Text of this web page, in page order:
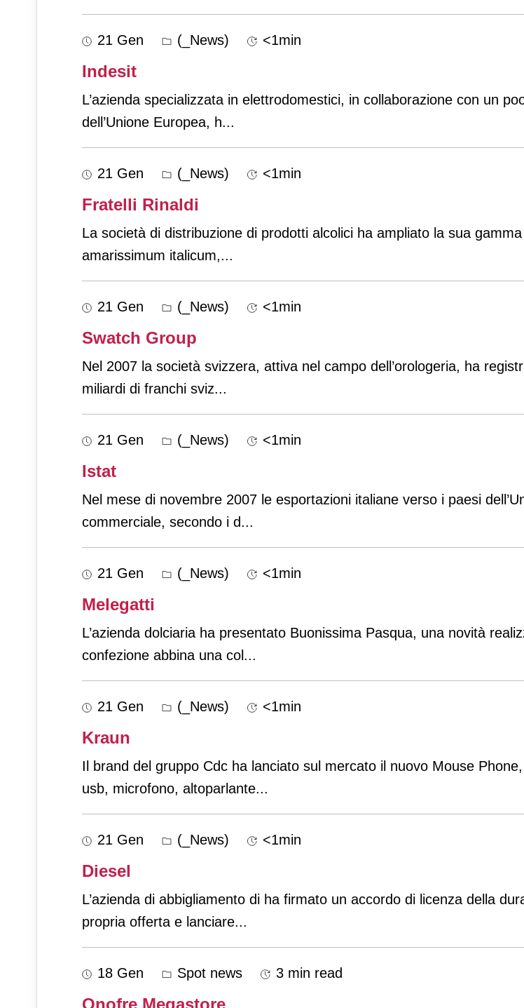
21 Gen (_News) <1min
Indesit
L’azienda specializzata in elettrodomestici, in collaborazione con un
dell’Unione Europea, h...
21 Gen (_News) <1min
Fratelli Rinaldi
La società di distribuzione di prodotti alcolici ha ampliato la sua
amarissimum italicum,...
21 Gen (_News) <1min
Swatch Group
Nel 2007 la società svizzera, attiva nel campo dell’orologeria, ha
miliardi di franchi sviz...
21 Gen (_News) <1min
Istat
Nel mese di novembre 2007 le esportazioni italiane verso i paesi
commerciale, secondo i d...
21 Gen (_News) <1min
Melegatti
L’azienda dolciaria ha presentato Buonissima Pasqua, una novità
confezione abbina una col ...
21 Gen (_News) <1min
Kraun
Il brand del gruppo Cdc ha lanciato sul mercato il nuovo Mouse
usb, microfono, altoparlante...
21 Gen (_News) <1min
Diesel
L’azienda di abbigliamento di ha firmato un accordo di licenza della
propria offerta e lanciare...
18 Gen Spot news 3 min read